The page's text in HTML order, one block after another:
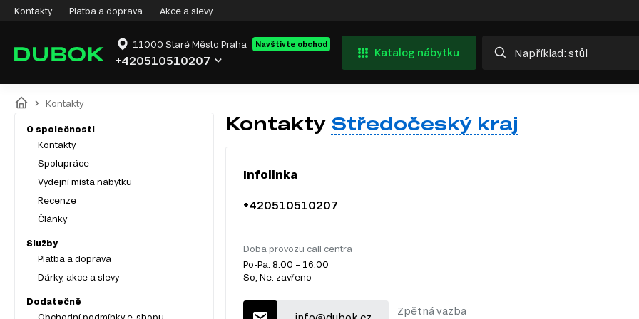
Kontakty Platba a doprava Akce a slevy
11000 Staré Město Praha Navštivte obchod
+420510510207
Katalog nábytku
Kontakty
O společnosti
Kontakty
Spolupráce
Výdejní místa nábytku
Recenze
Články
Služby
Platba a doprava
Dárky, akce a slevy
Dodatečně
Obchodní podmínky e-shopu
Kontakty Středočeský kraj
Infolinka
+420510510207
Doba provozu call centra
Po-Pa: 8:00 – 16:00
So, Ne: zavřeno
Zpětná vazba